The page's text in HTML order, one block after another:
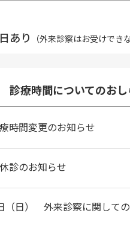
あり （外来診察はお受けでき
診療時間についてのお
時間変更のお知らせ
診のお知らせ
（日） 外来診察に関して